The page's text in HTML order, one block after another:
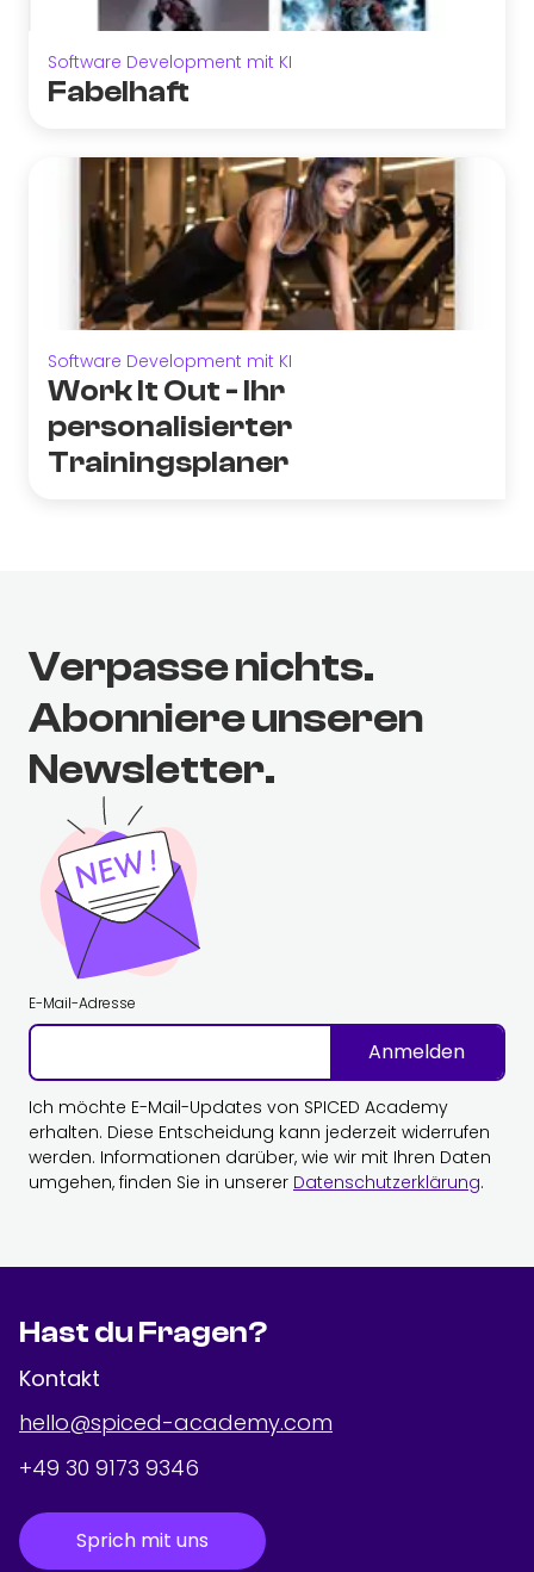
Software Development mit KI
Fabelhaft
Software Development mit KI
Work It Out - Ihr
personalisierter
Trainingsplaner
Verpasse nichts.
Abonniere unseren
Newsletter.
E-Mail-Adresse
Anmelden
Ich möchte E-Mail-Updates von SPICED Academy
erhalten. Diese Entscheidung kann jederzeit widerrufen
werden. Informationen darüber, wie wir mit Ihren Daten
umgehen, finden Sie in unserer Datenschutzerklärung.
Hast du Fragen?
Kontakt
hello@spiced-academy.com
+49 30 9173 9346
Sprich mit uns